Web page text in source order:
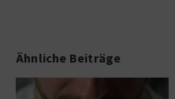
Ähnliche Beiträge